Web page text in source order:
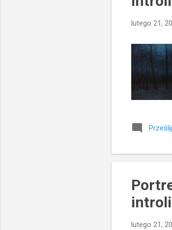
lutego 21,
lutego 21,